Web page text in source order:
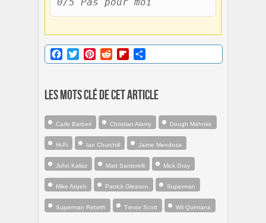
Facebook
TwitterPinterestRedditFlipboard
Les mots clé de cet article
Carlo Barberi Christian Alamy Dough Mahnke
Hi-Fi Ian Churchill Jaime Mendoza
John Kalisz Matt Santorelli Mick Gray
Mike Atiyeh Patrick Gleason Superman
Superman Rebirth Trevor Scott Wil Quintana